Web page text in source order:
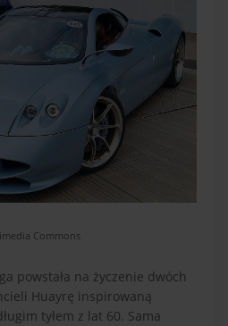
Commons
powstała na życzenie dwóch
Huayrę inspirowaną
tyłem z lat 60. Sama